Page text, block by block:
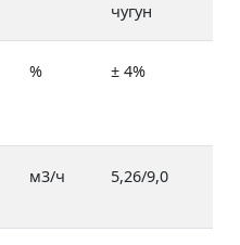
чугун
% ± 4%
м3/ч 5,26/9,0